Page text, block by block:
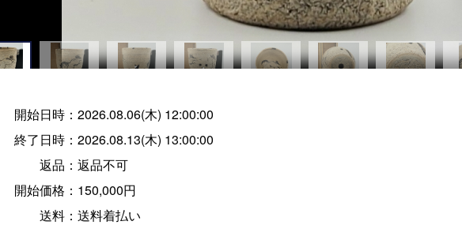
開始日時： 2026.08.06(木) 12:00:00
終了日時： 2026.08.13(木) 13:00:00
返品： 返品不可
開始価格： 150,000円
送料： 送料着払い